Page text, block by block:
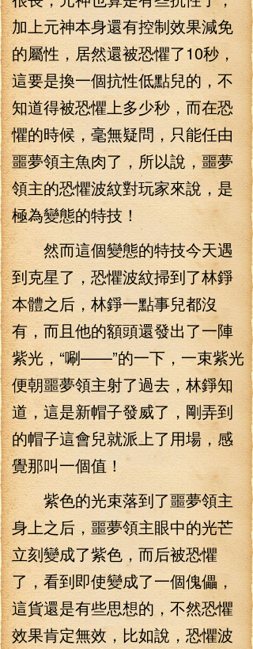
加上元神本身還有控制效果減免
的屬性，居然還被恐懼了10秒，
這要是換一個抗性低點兒的，不
知道得被恐懼上多少秒，而在恐
懼的時候，毫無疑問，只能任由
噩夢領主魚肉了，所以說，噩夢
領主的恐懼波紋對玩家來說，是
極為變態的特技！
然而這個變態的特技今天遇
到克星了，恐懼波紋掃到了林錚
本體之后，林錚一點事兒都沒
有，而且他的額頭還發出了一陣
紫光，“唰——”的一下，一束紫光
便朝噩夢領主射了過去，林錚知
道，這是新帽子發威了，剛弄到
的帽子這會兒就派上了用場，感
覺那叫一個值！
紫色的光束落到了噩夢領主
身上之后，噩夢領主眼中的光芒
立刻變成了紫色，而后被恐懼
了，看到即使變成了一個傀儡，
這貨還是有些思想的，不然恐懼
效果肯定無效，比如說，恐懼波